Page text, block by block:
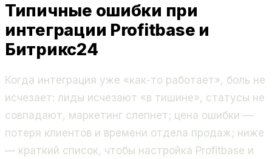
Типичные ошибки при
интеграции Profitbase и
Битрикс24
Когда интеграция уже «как-то работает», боль не
исчезает: лиды исчезают «в тишине», статусы не
совпадают, маркетинг слепнет; цена ошибки —
потеря клиентов и времени отдела продаж; ниже
— краткий список, чтобы настройка Profitbase и